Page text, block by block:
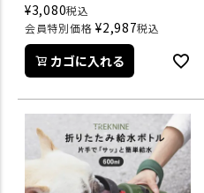
¥3,080税込
会員特別価格 ¥2,987税込
カゴに入れる